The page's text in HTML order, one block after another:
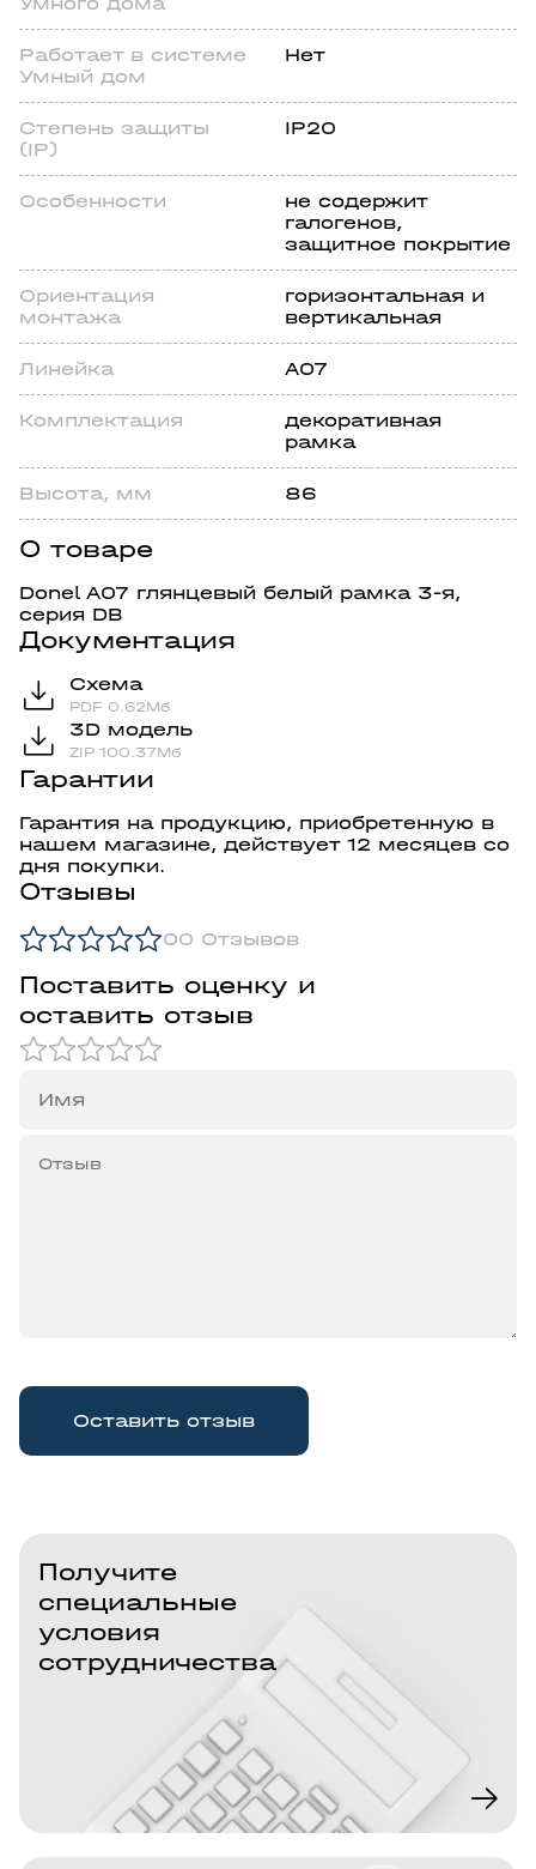
Работает в системе
Умный дом
Нет
Степень защиты
(IP)
IP20
Особенности
не содержит
галогенов,
защитное покрытие
Ориентация
монтажа
горизонтальная и
вертикальная
Линейка A07
Комплектация
декоративная
рамка
Высота, мм 86
О товаре
Donel A07 глянцевый белый рамка 3-я,
серия DB
Документация
Схема
PDF 0.62Мб
3D модель
ZIP 100.37Мб
Гарантии
Гарантия на продукцию, приобретенную в
нашем магазине, действует 12 месяцев со
дня покупки.
Отзывы
00 Отзывов
Поставить оценку и
оставить отзыв
Оставить отзыв
Получите
специальные
условия
сотрудничества